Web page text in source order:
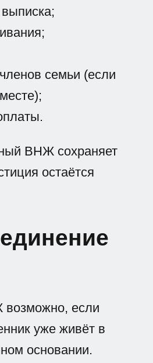
семьи (если
ВНЖ сохраняет
остаётся
если
уже живёт в
основании.